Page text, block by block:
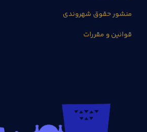
منشور حقوق شهروندی
قوانین و مقررات